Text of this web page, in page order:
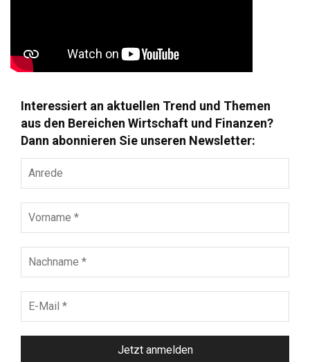
Interessiert an aktuellen Trend und Themen
aus den Bereichen Wirtschaft und Finanzen?
Dann abonnieren Sie unseren Newsletter:
Mail
*